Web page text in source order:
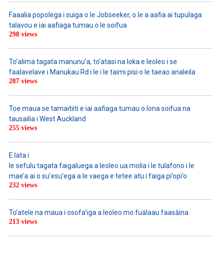
Faaalia popolega i suiga o le Jobseeker, o le a aafia ai tupulaga
talavou e iai aafiaga tumau o le soifua
298 views
To’alima tagata manunu’a, to’atasi na loka e leoleo i se
faalavelave i Manukau Rd i le i le taimi pisi o le taeao analeila
287 views
Toe maua se tamaitiiti e iai aafiaga tumau o lona soifua na
tausailia i West Auckland
255 views
E lata i
le sefulu tagata faigaluega a leoleo ua molia i le tulafono i le
mae’a ai o su’esu’ega a le vaega e tetee atu i faiga pi’opi’o
232 views
To’atele na maua i osofa’iga a leoleo mo fuālaau faasāina
213 views